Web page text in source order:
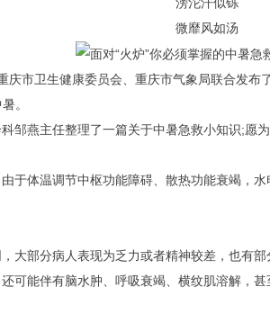
微靡风如汤
卫生健康委员会、重庆市气象局联合发布
。
燕主任整理了一篇关于中暑急救小知识;愿为
体温调节中枢功能障碍、散热功能衰竭，水
部分病人表现为乏力或者精神较差，也有部
可能伴有脑水肿、呼吸衰竭、横纹肌溶解，